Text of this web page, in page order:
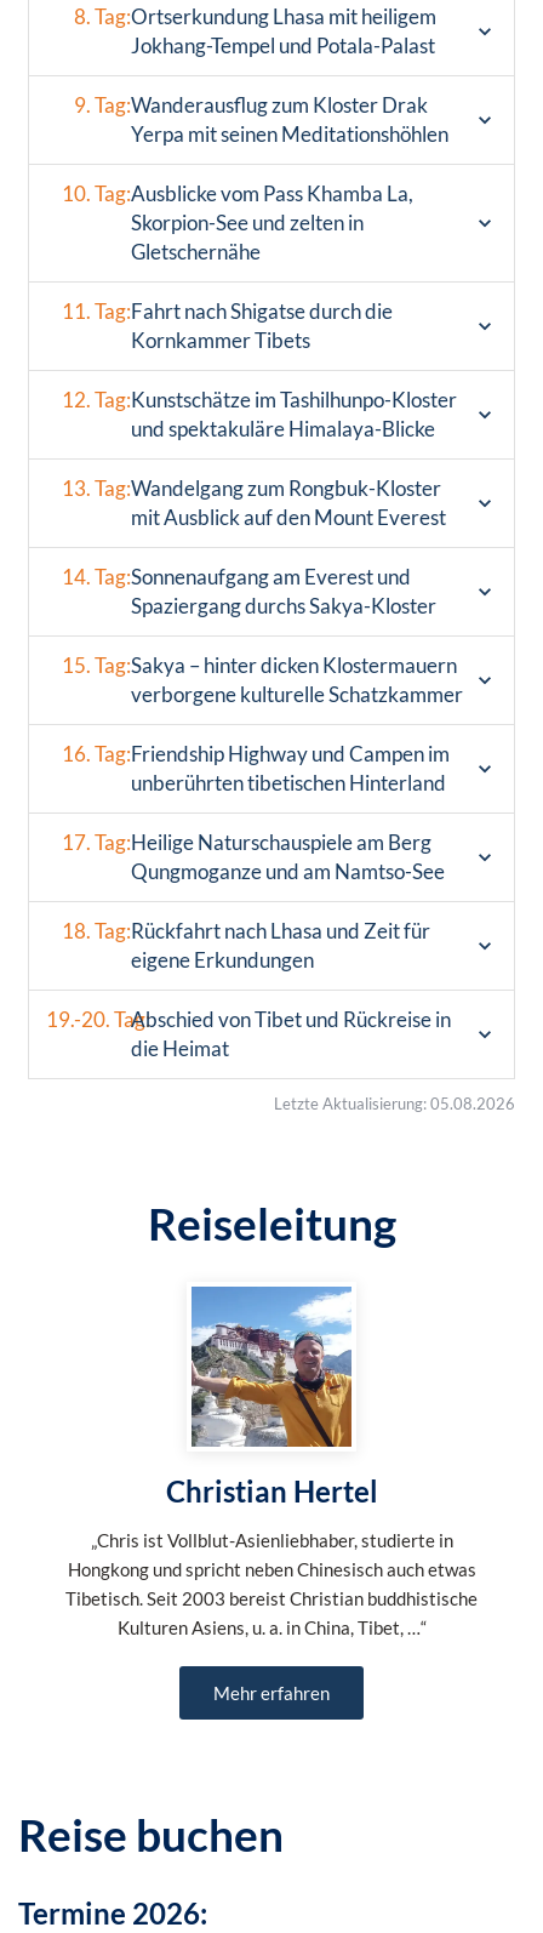
8. Tag:Ortserkundung Lhasa mit heiligem
Jokhang-Tempel und Potala-Palast
9. Tag:Wanderausflug zum Kloster Drak
Yerpa mit seinen Meditationshöhlen
10. Tag:Ausblicke vom Pass Khamba La,
Skorpion-See und zelten in
Gletschernähe
11. Tag:Fahrt nach Shigatse durch die
Kornkammer Tibets
12. Tag:Kunstschätze im Tashilhunpo-Kloster
und spektakuläre Himalaya-Blicke
13. Tag:Wandelgang zum Rongbuk-Kloster
mit Ausblick auf den Mount Everest
14. Tag:Sonnenaufgang am Everest und
Spaziergang durchs Sakya-Kloster
15. Tag:Sakya – hinter dicken Klostermauern
verborgene kulturelle Schatzkammer
16. Tag:Friendship Highway und Campen im
unberührten tibetischen Hinterland
17. Tag:Heilige Naturschauspiele am Berg
Qungmoganze und am Namtso-See
18. Tag:Rückfahrt nach Lhasa und Zeit für
eigene Erkundungen
19.-20. Tag:Abschied von Tibet und Rückreise in
die Heimat
Letzte Aktualisierung: 05.08.2026
Reiseleitung
Christian Hertel
„Chris ist Vollblut-Asienliebhaber, studierte in
Hongkong und spricht neben Chinesisch auch etwas
Tibetisch. Seit 2003 bereist Christian buddhistische
Kulturen Asiens, u. a. in China, Tibet, …“
Mehr erfahren
Reise buchen
Termine 2026: